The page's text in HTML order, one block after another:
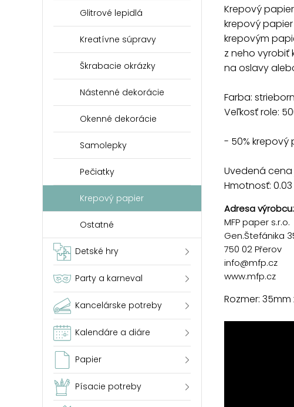
Glitrové lepidlá
Kreatívne súpravy
Škrabacie okrázky
Nástenné dekorácie
Okenné dekorácie
Samolepky
Pečiatky
Krepový papier
Ostatné
Detské hry
Party a karneval
Kancelárske potreby
Kalendáre a diáre
Papier
Písacie potreby
Krepový
krepový
krepovým
z neho vyrobiť
na oslavy
Farba:
Veľkosť role:
- 50% krepový
Uvedená cena
Hmotnosť: 0.03
Adresa výrobcu:
MFP paper s.r.o.
Gen.Štefánika
750 02 Přerov
info@mfp.cz
www.mfp.cz
Rozmer: 35mm